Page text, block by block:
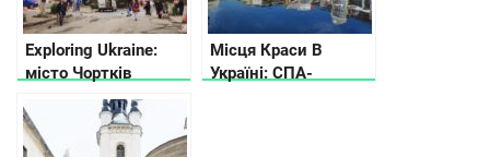
Exploring Ukraine:
місто Чортків
Місця Краси В
Україні: СПА-